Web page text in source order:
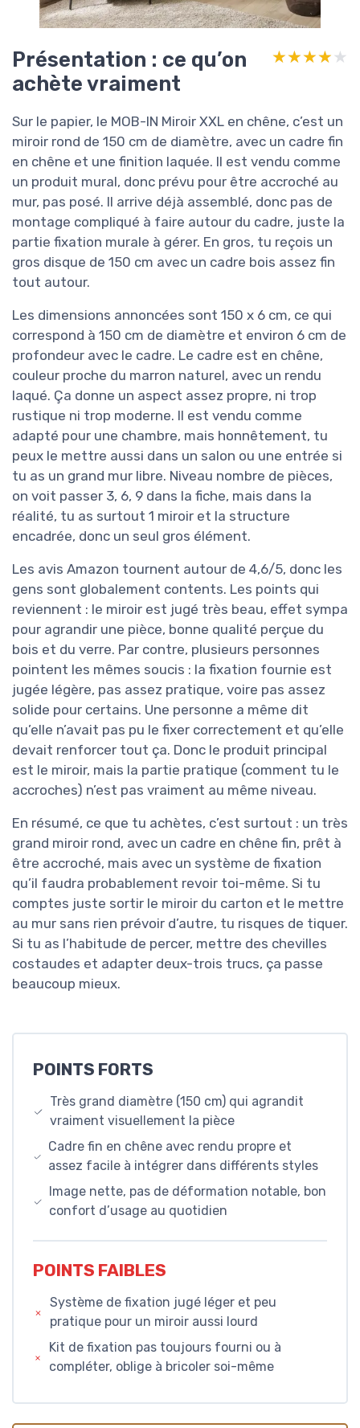
Présentation : ce qu’on
achète vraiment
★★★★★
★★★★★
Sur le papier, le MOB-IN Miroir XXL en chêne, c’est un
miroir rond de 150 cm de diamètre, avec un cadre fin
en chêne et une finition laquée. Il est vendu comme
un produit mural, donc prévu pour être accroché au
mur, pas posé. Il arrive déjà assemblé, donc pas de
montage compliqué à faire autour du cadre, juste la
partie fixation murale à gérer. En gros, tu reçois un
gros disque de 150 cm avec un cadre bois assez fin
tout autour.
Les dimensions annoncées sont 150 x 6 cm, ce qui
correspond à 150 cm de diamètre et environ 6 cm de
profondeur avec le cadre. Le cadre est en chêne,
couleur proche du marron naturel, avec un rendu
laqué. Ça donne un aspect assez propre, ni trop
rustique ni trop moderne. Il est vendu comme
adapté pour une chambre, mais honnêtement, tu
peux le mettre aussi dans un salon ou une entrée si
tu as un grand mur libre. Niveau nombre de pièces,
on voit passer 3, 6, 9 dans la fiche, mais dans la
réalité, tu as surtout 1 miroir et la structure
encadrée, donc un seul gros élément.
Les avis Amazon tournent autour de 4,6/5, donc les
gens sont globalement contents. Les points qui
reviennent : le miroir est jugé très beau, effet sympa
pour agrandir une pièce, bonne qualité perçue du
bois et du verre. Par contre, plusieurs personnes
pointent les mêmes soucis : la fixation fournie est
jugée légère, pas assez pratique, voire pas assez
solide pour certains. Une personne a même dit
qu’elle n’avait pas pu le fixer correctement et qu’elle
devait renforcer tout ça. Donc le produit principal
est le miroir, mais la partie pratique (comment tu le
accroches) n’est pas vraiment au même niveau.
En résumé, ce que tu achètes, c’est surtout : un très
grand miroir rond, avec un cadre en chêne fin, prêt à
être accroché, mais avec un système de fixation
qu’il faudra probablement revoir toi-même. Si tu
comptes juste sortir le miroir du carton et le mettre
au mur sans rien prévoir d’autre, tu risques de tiquer.
Si tu as l’habitude de percer, mettre des chevilles
costaudes et adapter deux-trois trucs, ça passe
beaucoup mieux.
POINTS FORTS
Très grand diamètre (150 cm) qui agrandit
vraiment visuellement la pièce
Cadre fin en chêne avec rendu propre et
assez facile à intégrer dans différents styles
Image nette, pas de déformation notable, bon
confort d’usage au quotidien
POINTS FAIBLES
Système de fixation jugé léger et peu
pratique pour un miroir aussi lourd
Kit de fixation pas toujours fourni ou à
compléter, oblige à bricoler soi-même